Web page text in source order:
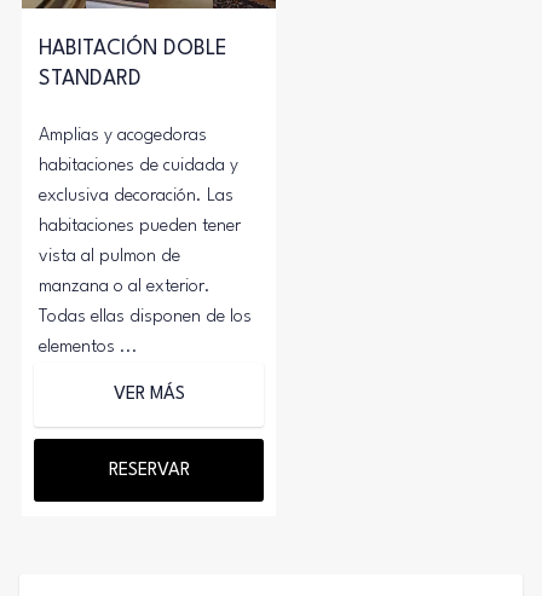
HABITACIÓN DOBLE
STANDARD
Amplias y acogedoras
habitaciones de cuidada y
exclusiva decoración. Las
habitaciones pueden tener
vista al pulmon de
manzana o al exterior.
Todas ellas disponen de los
elementos ...
VER MÁS
RESERVAR